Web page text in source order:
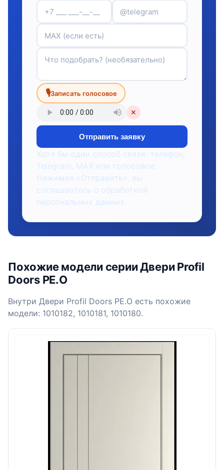
🎙Записать голосовое
✕
Отправить заявку
Хотя бы один способ связи: телефон,
Telegram, MAX или голосовое.
Нажимая «Отправить», вы
соглашаетесь с обработкой
персональных данных.
Похожие модели серии Двери Profil
Doors PE.O
Внутри Двери Profil Doors PE.O есть похожие
модели: 1010182, 1010181, 1010180.